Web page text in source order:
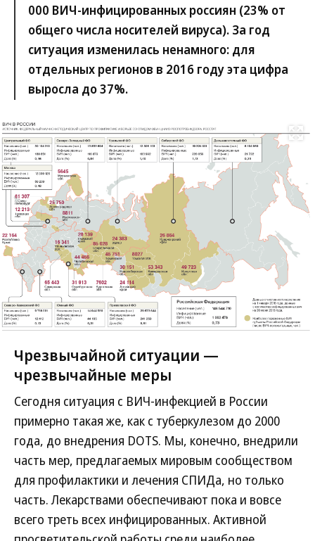
000 ВИЧ-инфицированных россиян (23% от
общего числа носителей вируса). За год
ситуация изменилась ненамного: для
отдельных регионов в 2016 году эта цифра
выросла до 37%.
Чрезвычайной ситуации —
чрезвычайные меры
Сегодня ситуация с ВИЧ-инфекцией в России
примерно такая же, как с туберкулезом до 2000
года, до внедрения DOTS. Мы, конечно, внедрили
часть мер, предлагаемых мировым сообществом
для профилактики и лечения СПИДа, но только
часть. Лекарствами обеспечивают пока и вовсе
всего треть всех инфицированных. Активной